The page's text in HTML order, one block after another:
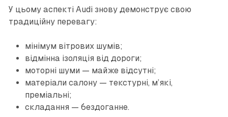
У цьому аспекті Audi знову демонструє свою
традиційну перевагу:
мінімум вітрових шумів;
відмінна ізоляція від дороги;
моторні шуми — майже відсутні;
матеріали салону — текстурні, м’які,
преміальні;
складання — бездоганне.